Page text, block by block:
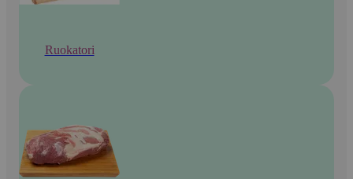
Ruokatori